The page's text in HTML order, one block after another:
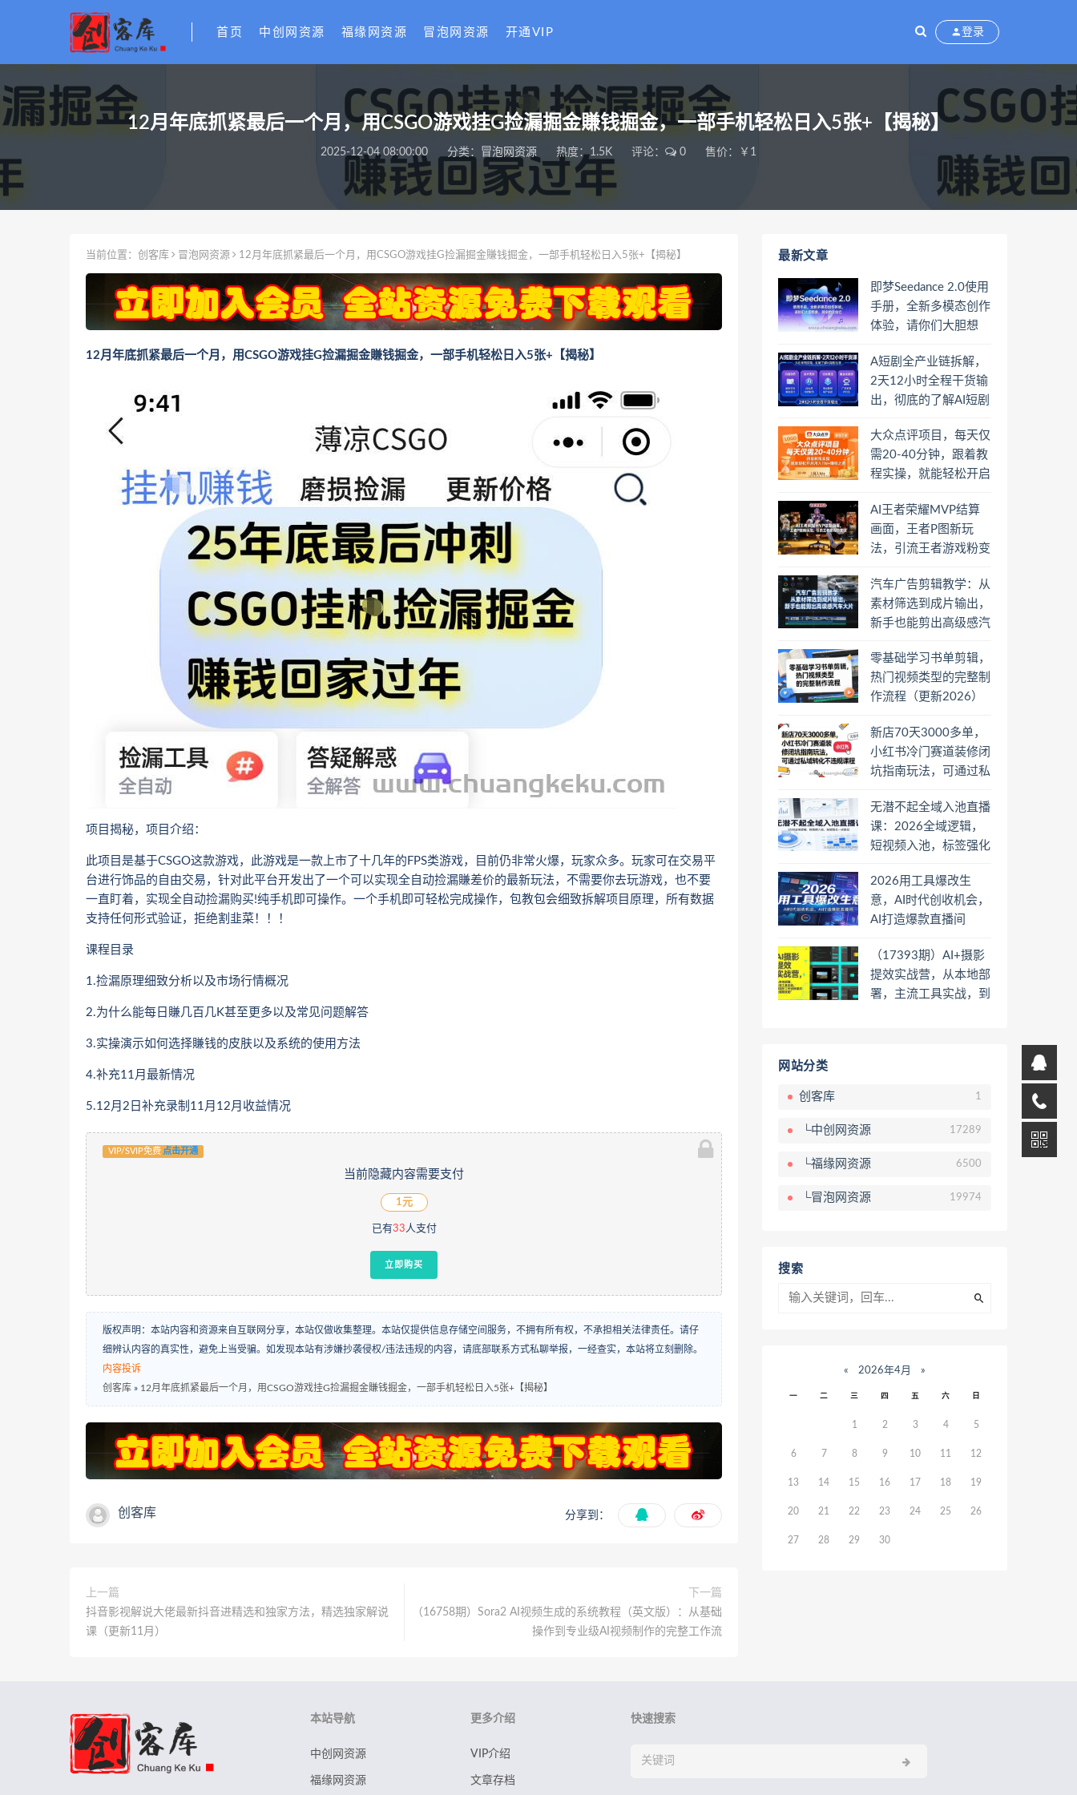
首页 中创网资源 福缘网资源 冒泡网资源 开通VIP 登录
12月年底抓紧最后一个月，用CSGO游戏挂G捡漏掘金賺钱掘金，一部手机轻松日入5张+【揭秘】
2025-12-04 08:00:00 分类： 冒泡网资源 热度：1.5K 评论： 0 售价：￥1
当前位置： 创客库 冒泡网资源 12月年底抓紧最后一个月，用CSGO游戏挂G捡漏掘金賺钱掘金，一部手机轻松日入5张+【揭秘】
12月年底抓紧最后一个月，用CSGO游戏挂G捡漏掘金賺钱掘金，一部手机轻松日入5张+【揭秘】
项目揭秘，项目介绍：
此项目是基于CSGO这款游戏，此游戏是一款上市了十几年的FPS类游戏，目前仍非常火爆，玩家众多。玩家可在交易平
台进行饰品的自由交易，针对此平台开发出了一个可以实现全自动捡漏賺差价的最新玩法，不需要你去玩游戏，也不要
一直盯着，实现全自动捡漏购买!纯手机即可操作。一个手机即可轻松完成操作，包教包会细致拆解项目原理，所有数据
支持任何形式验证，拒绝割韭菜！！！
课程目录
1.捡漏原理细致分析以及市场行情概况
2.为什么能每日賺几百几K甚至更多以及常见问题解答
3.实操演示如何选择賺钱的皮肤以及系统的使用方法
4.补充11月最新情况
5.12月2日补充录制11月12月收益情况
VIP/SVIP免费 点击开通
当前隐藏内容需要支付
1元
已有33人支付
立即购买
版权声明：本站内容和资源来自互联网分享，本站仅做收集整理。本站仅提供信息存储空间服务，不拥有所有权，不承担相关法律责任。请仔
细辨认内容的真实性，避免上当受骗。如发现本站有涉嫌抄袭侵权/违法违规的内容，请底部联系方式私聊举报，一经查实，本站将立刻删除。
内容投诉
创客库 » 12月年底抓紧最后一个月，用CSGO游戏挂G捡漏掘金賺钱掘金，一部手机轻松日入5张+【揭秘】
创客库 分享到：
上一篇
抖音影视解说大佬最新抖音进精选和独家方法，精选独家解说
课（更新11月）
下一篇
（16758期）Sora2 AI视频生成的系统教程（英文版）：从基础
操作到专业级AI视频制作的完整工作流
最新文章
即梦Seedance 2.0使用
手册，全新多模态创作
体验，请你们大胆想
A短剧全产业链拆解，
2天12小时全程干货输
出，彻底的了解AI短剧
大众点评项目，每天仅
需20-40分钟，跟着教
程实操，就能轻松开启
AI王者荣耀MVP结算
画面，王者P图新玩
法，引流王者游戏粉变
汽车广告剪辑教学：从
素材筛选到成片输出，
新手也能剪出高级感汽
零基础学习书单剪辑，
热门视频类型的完整制
作流程（更新2026）
新店70天3000多单，
小红书冷门赛道装修闭
坑指南玩法，可通过私
无潜不起全域入池直播
课：2026全域逻辑，
短视频入池，标签强化
2026用工具爆改生
意，AI时代创收机会，
AI打造爆款直播间
（17393期）AI+摄影
提效实战营，从本地部
署，主流工具实战，到
网站分类
创客库 1
└中创网资源 17289
└福缘网资源 6500
└冒泡网资源 19974
搜索
« 2026年4月 »
一 二 三 四 五 六 日
1 2 3 4 5
6 7 8 9 10 11 12
13 14 15 16 17 18 19
20 21 22 23 24 25 26
27 28 29 30
本站导航
中创网资源
福缘网资源
更多介绍
VIP介绍
文章存档
快速搜索